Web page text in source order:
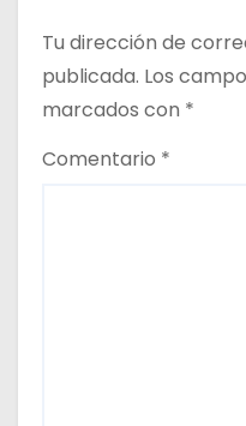
s
Tu dirección de
publicada. Los
marcados con *
Comentario *